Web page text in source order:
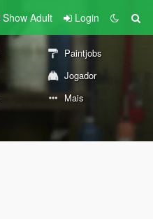
Show Adult Login
Paintjobs
Jogador
Mais